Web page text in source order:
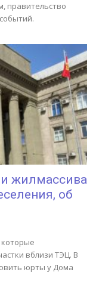
правительство
жилмассива
об
которые
вблизи ТЭЦ. В
юрты у Дома